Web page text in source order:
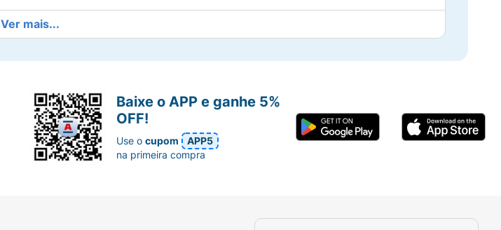
Ver mais...
Baixe o APP e ganhe 5%
OFF!
Use ocupom
APP5
na primeira compra